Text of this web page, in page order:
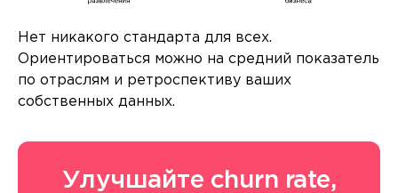
Нет никакого стандарта для всех.
Ориентироваться можно на средний показатель
по отраслям и ретроспективу ваших
собственных данных.
Улучшайте churn rate,